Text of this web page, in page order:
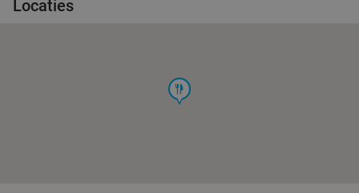
Locaties
food